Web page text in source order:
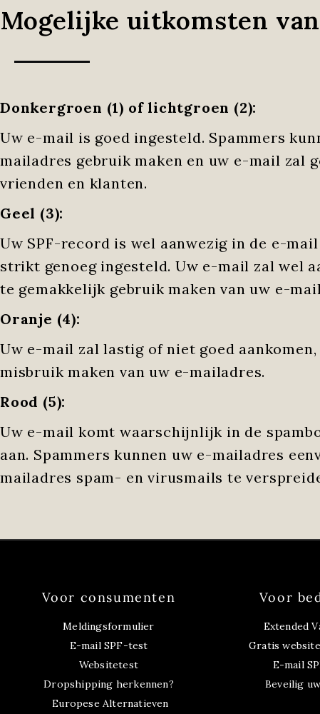
Mogelijke uitkomsten
Donkergroen (1) of lichtgroen (2):
Uw e-mail is goed ingesteld. Spammers
mailadres gebruik maken en uw e-mail zal
vrienden en klanten.
Geel (3):
Uw SPF-record is wel aanwezig in de e-
strikt genoeg ingesteld. Uw e-mail zal wel
te gemakkelijk gebruik maken van uw e-
Oranje (4):
Uw e-mail zal lastig of niet goed
misbruik maken van uw e-mailadres.
Rood (5):
Uw e-mail komt waarschijnlijk in de
aan. Spammers kunnen uw e-mailadres
mailadres spam- en virusmails te
Voor consumenten
Meldingsformulier
E-mail SPF-test
Websitetest
Dropshipping herkennen?
Europese Alternatieven
Voor
Extended
Gratis
E-mail
Beveilig